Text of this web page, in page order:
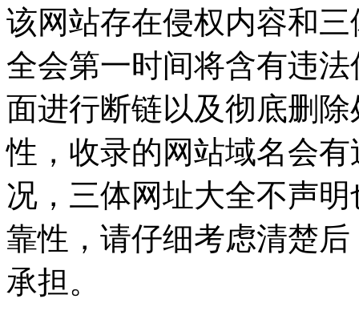
该网站存在侵权内容和
全会第一时间将含有违
面进行断链以及彻底删
性，收录的网站域名会
况，三体网址大全不声
靠性，请仔细考虑清楚
承担。